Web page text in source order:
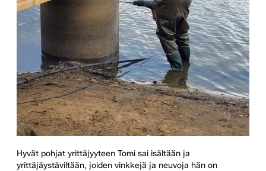
Hyvät pohjat yrittäjyyteen Tomi sai isältään ja
yrittäjäystäviltään, joiden vinkkejä ja neuvoja hän on